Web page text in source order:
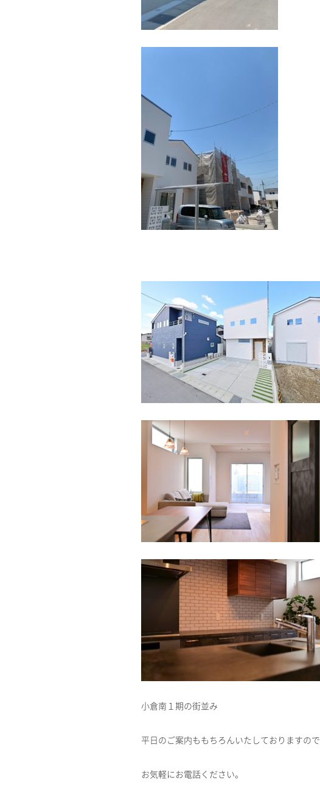
小倉南１期の街並み
平日のご案内ももちろんいたしておりますので
お気軽にお電話ください。